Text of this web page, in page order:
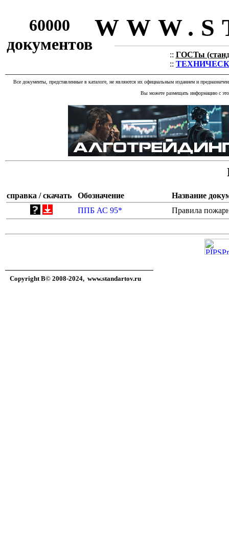
60000
документов
:: ГОСТы
::
Все документы, представленные в каталоге, не являются их официальным изданием и
Вы можете размещать информацию с
справка / скачать Обозначение
Название
ППБ АС 95*
Правила
Copyright В© 2008-2024, www.standartov.ru